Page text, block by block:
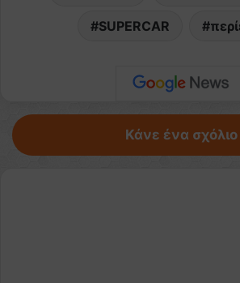
SUPERCAR
Κάνε ένα σχόλιο